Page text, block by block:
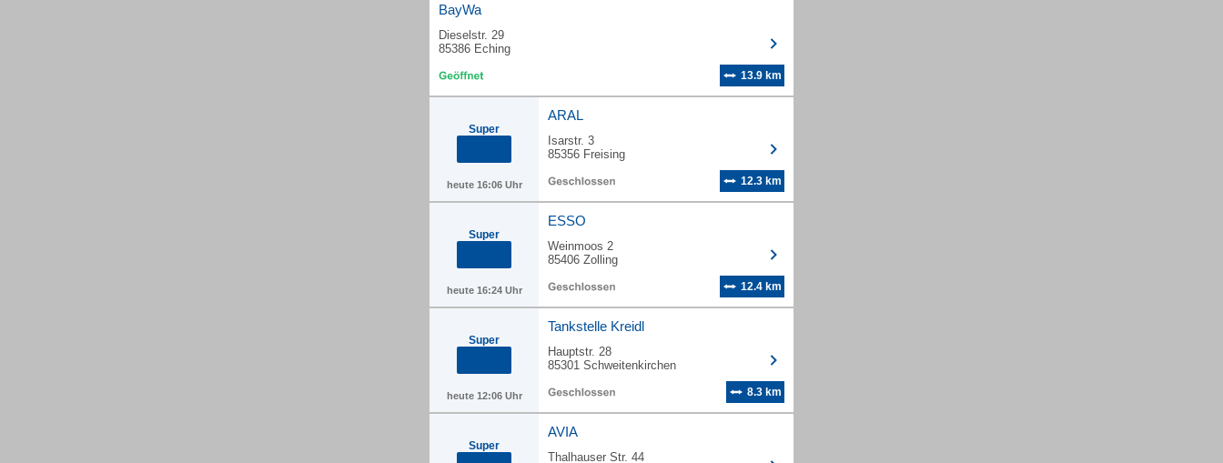
BayWa
Dieselstr. 29
85386 Eching
13.9 km
Super
heute 16:06 Uhr
ARAL
Isarstr. 3
85356 Freising
12.3 km
Super
heute 16:24 Uhr
ESSO
Weinmoos 2
85406 Zolling
12.4 km
Super
heute 12:06 Uhr
Tankstelle Kreidl
Hauptstr. 28
85301 Schweitenkirchen
8.3 km
Super
AVIA
Thalhauser Str. 44